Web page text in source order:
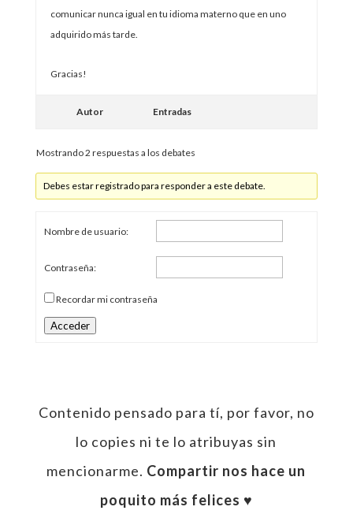
comunicar nunca igual en tu idioma materno que en uno
adquirido más tarde.
Gracias!
Autor Entradas
Mostrando 2 respuestas a los debates
Debes estar registrado para responder a este debate.
Nombre de usuario:
Contraseña:
Recordar mi contraseña
Acceder
Contenido pensado para tí, por favor, no
lo copies ni te lo atribuyas sin
mencionarme. Compartir nos hace un
poquito más felices ♥︎